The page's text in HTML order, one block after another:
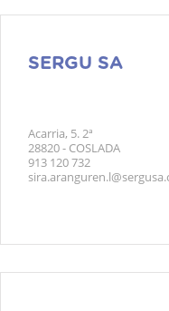
SERGU SA
Acarria, 5. 2ª
28820 - COSLADA
913 120 732